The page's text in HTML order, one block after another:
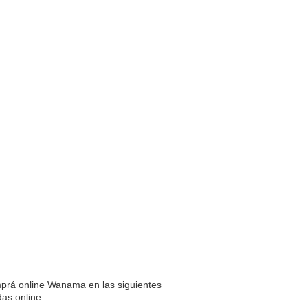
online Wanama en las siguientes
online: